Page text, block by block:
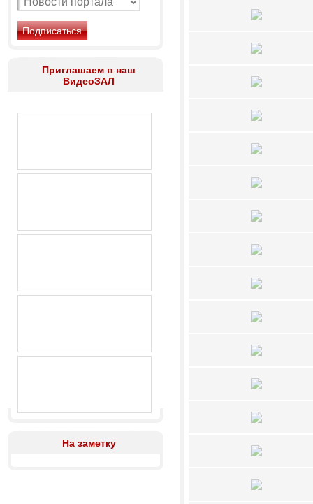
Приглашаем в наш
ВидеоЗАЛ
На заметку